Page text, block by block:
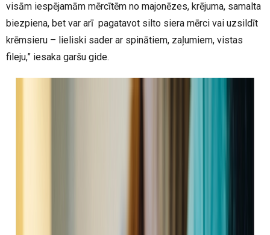
visām iespējamām mērcītēm no majonēzes, krējuma, samalta
biezpiena, bet var arī pagatavot silto siera mērci vai uzsildīt
krēmsieru – lieliski sader ar spinātiem, zaļumiem, vistas
fileju,” iesaka garšu gide.